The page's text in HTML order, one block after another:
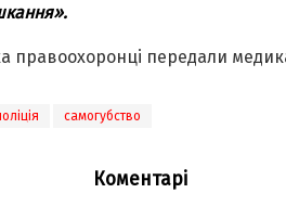
правоохоронці передали
самогубство
Коментарі